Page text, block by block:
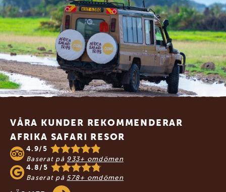
VÅRA KUNDER REKOMMENDERAR
AFRIKA SAFARI RESOR
4.9/5
Baserat på 933+ omdömen
4.8/5
Baserat på 578+ omdömen